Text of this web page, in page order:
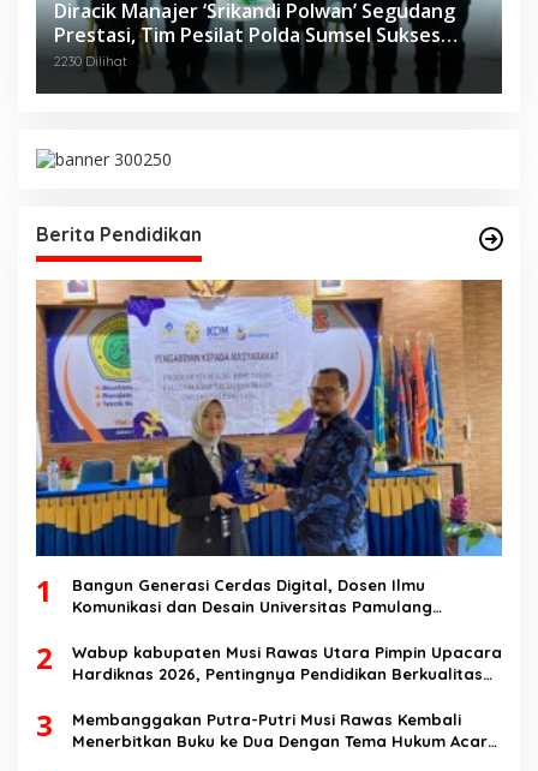
Diracik Manajer ‘Srikandi Polwan’ Segudang
Prestasi, Tim Pesilat Polda Sumsel Sukses
Diajang Kejurnas Menpora Cup II 2024
2230 Dilihat
Berita Pendidikan
1
Bangun Generasi Cerdas Digital, Dosen Ilmu
Komunikasi dan Desain Universitas Pamulang
Speech di SMK Ikhlas Jawilan
2
Wabup kabupaten Musi Rawas Utara Pimpin Upacara
Hardiknas 2026, Pentingnya Pendidikan Berkualitas
3
Membanggakan Putra-Putri Musi Rawas Kembali
Menerbitkan Buku ke Dua Dengan Tema Hukum Acara